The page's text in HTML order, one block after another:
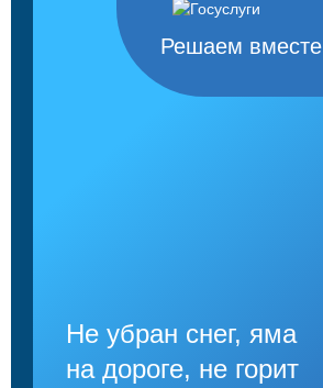
Решаем вместе
Не убран снег, яма
на дороге, не горит